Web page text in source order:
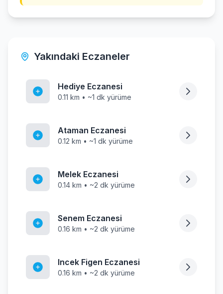
Yakındaki Eczaneler
Hediye Eczanesi
0.11 km • ~1 dk yürüme
Ataman Eczanesi
0.12 km • ~1 dk yürüme
Melek Eczanesi
0.14 km • ~2 dk yürüme
Senem Eczanesi
0.16 km • ~2 dk yürüme
Incek Figen Eczanesi
0.16 km • ~2 dk yürüme